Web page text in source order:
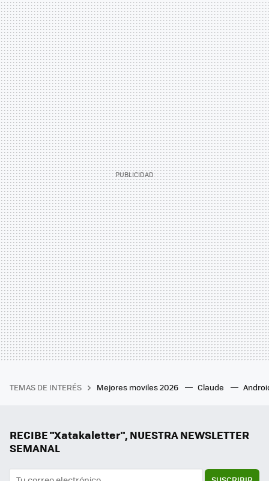
TEMAS DE INTERÉS Mejores moviles 2026 Claude
RECIBE "Xatakaletter", NUESTRA NEWSLETTER
SEMANAL